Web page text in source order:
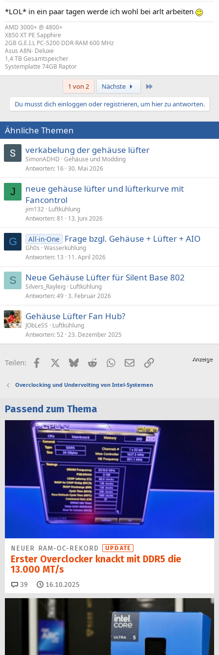
*LOL* in ein paar tagen werde ich wohl bei arlt arbeiten
AMD 3000+ @ 4800+
X850 XT PE Sapphire
2GB G.E.I.L PC-5200 DDR-RAM 600 MHz
Asus A8N- Deluxe
1,4 TB Gesamtspeicher
Systemplatte 74GB Raptor
1 von 2 Nächste
Du musst dich einloggen oder registrieren, um hier zu antworten.
Ähnliche Themen
verkabelung der gehäuse lüfter
SimonADHD Gehäuse und Modding
Antworten 16 30. Mai 2026
J
neue gehäuse lüfter und lüfterkurve mit
Fancontrol
jim132 Luftkühlung
Antworten 81 13. Juni 2026
G All-in-One Frage bzgl. Gehäuse + Lüfter + AIO
Gh0s Wasserkühlung
Antworten 13 11. April 2026
S Neue Gehäuse Lüfter für Silent Base 802
Silvers_Rayleig Luftkühlung
Antworten 49 3. Februar 2026
Gehäuse Lüfter Fan Hub?
JObLeSS
Luftkühlung
Antworten 52 23. Dezember 2025
Teilen: FacebookX (Twitter)
BlueskyRedditWhatsApp
E-MailLink
Overclocking und Undervolting von Intel-Systemen
Passend zum Thema
NEUER RAM-OC-REKORD UPDATE
Erster Overclocker knackt mit DDR5 die
13.000 MT/s
39 Kommentare
16.10.2025